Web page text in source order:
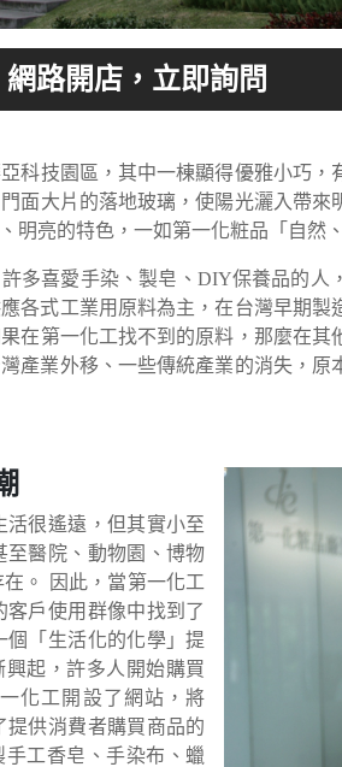
科技園區，其中一棟顯得優雅小巧
面大片的落地玻璃，使陽光灑入帶來
明亮的特色，一如第一化粧品「自然
多喜愛手染、製皂、DIY保養品的
各式工業用原料為主，在台灣早期
在第一化工找不到的原料，那麼在
產業外移、一些傳統產業的消失，
很遙遠，但其實小至
至醫院、動物園、博物
。 因此，當第一化工
戶使用群像中找到了
「生活化的化學」提
起，許多人開始購買
化工開設了網站，將
提供消費者購買商品的
工香皂、手染布、蠟